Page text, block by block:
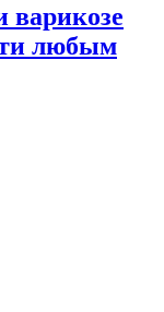
варикозе
любым